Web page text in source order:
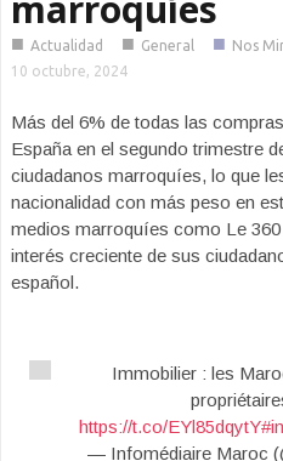
■ Actualidad ■ General ■ Nos
10 octubre, 2024
Más del 6% de todas las
España en el segundo trimestre
ciudadanos marroquíes, lo que
nacionalidad con más peso en
medios marroquíes como Le
interés creciente de sus
español.
Immobilier : les
https://t.co/EYl85dqytY
— Infomédiaire Maroc